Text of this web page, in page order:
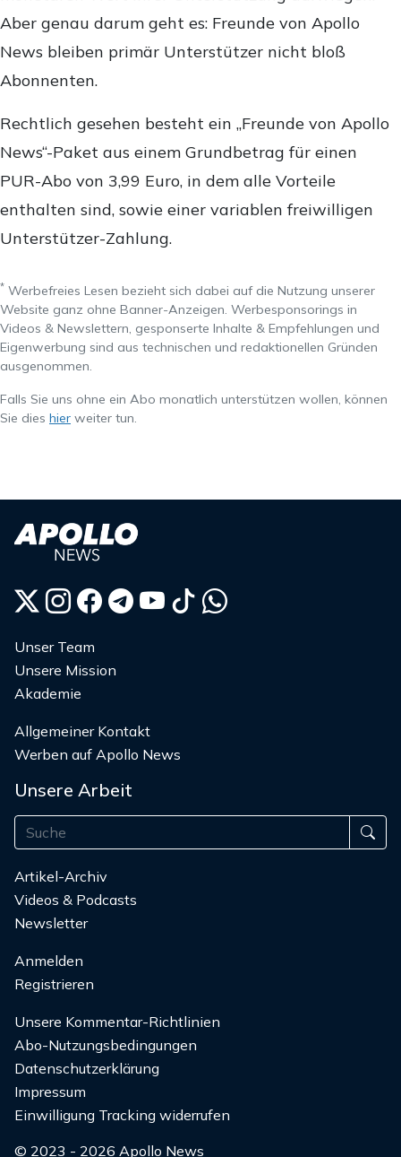
Aber genau darum geht es: Freunde von Apollo
News bleiben primär Unterstützer nicht bloß
Abonnenten.
Rechtlich gesehen besteht ein „Freunde von Apollo
News“-Paket aus einem Grundbetrag für einen
PUR-Abo von 3,99 Euro, in dem alle Vorteile
enthalten sind, sowie einer variablen freiwilligen
Unterstützer-Zahlung.
* Werbefreies Lesen bezieht sich dabei auf die Nutzung unserer
Website ganz ohne Banner-Anzeigen. Werbesponsorings in
Videos & Newslettern, gesponserte Inhalte & Empfehlungen und
Eigenwerbung sind aus technischen und redaktionellen Gründen
ausgenommen.
Falls Sie uns ohne ein Abo monatlich unterstützen wollen, können
Sie dies hier weiter tun.
Unser Team
Unsere Mission
Akademie
Allgemeiner Kontakt
Werben auf Apollo News
Unsere Arbeit
Artikel-Archiv
Videos & Podcasts
Newsletter
Anmelden
Registrieren
Unsere Kommentar-Richtlinien
Abo-Nutzungsbedingungen
Datenschutzerklärung
Impressum
Einwilligung Tracking widerrufen
© 2023 - 2026 Apollo News